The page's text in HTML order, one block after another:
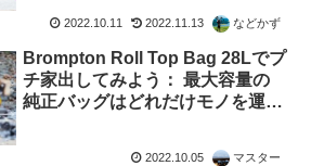
2022.10.11 2022.11.13 などかず
Brompton Roll Top Bag 28Lでプ
チ家出してみよう： 最大容量の
純正バッグはどれだけモノを運べ
2022.10.05 マスター